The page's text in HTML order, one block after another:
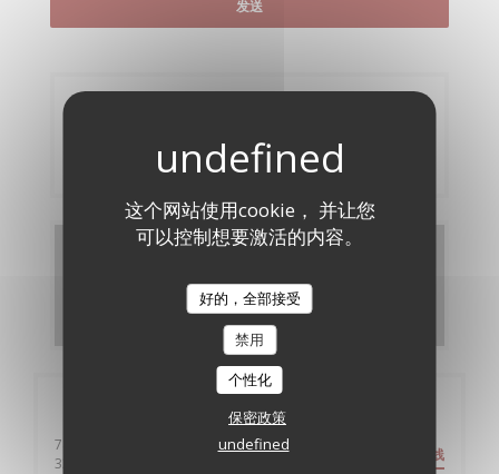
这个网站使用cookie， 并让您
可以控制想要激活的内容。
好的，全部接受
禁用
个性化
保密政策
undefined
预订餐位
菜单
发现我们的菜单
一般信息
74 rue Paul-Louis Lande
33000 Bordeaux
路线